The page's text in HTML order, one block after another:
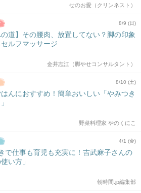
せのお愛（クリンネスト）
8/9 (日)
の道】その腰肉、放置してない？脚の印象
ルフマッサージ
金井志江（脚やせコンサルタント）
8/10 (土)
んにおすすめ！簡単おいしい「やみつき
野菜料理家 やのくにこ
4/1 (金)
で仕事も育児も充実に！吉武麻子さんの
い方」
朝時間.jp編集部